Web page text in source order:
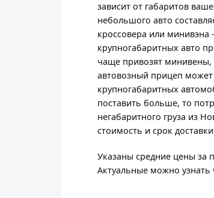
зависит от габаритов
небольшого авто
кроссовера или минивэна -
крупногабаритных авто
чаще привозят
автовозный прицеп может
крупногабаритных
поставить больше, то
негабаритного груза из
стоимость и срок
Указаны средние цены за
Актуальные можно узнать